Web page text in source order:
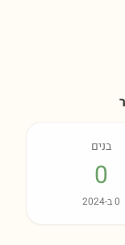
בנים
0
0ב-2024